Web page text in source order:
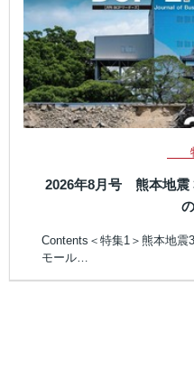
2026年8月号 熊本地震
Contents＜特集1＞熊本地震
モール…